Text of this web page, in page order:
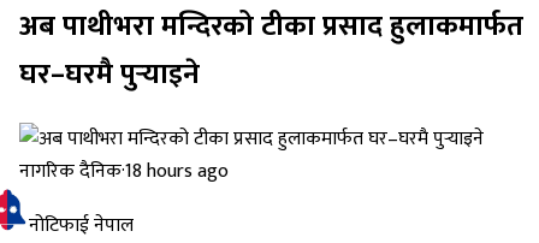
अब पाथीभरा मन्दिरको टीका प्रसाद हुलाकमार्फत
घर–घरमै पुर्‍याइने
नागरिक दैनिक·18 hours ago
नोटिफाई नेपाल